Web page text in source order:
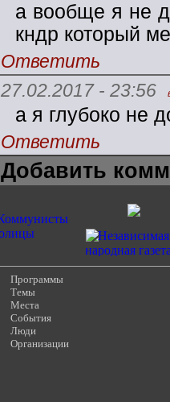
а вообще я не
кндр который
Ответить
27.02.2017 - 23:56
а я глубоко не
Ответить
Добавить
Программы
Темы
Места
События
Люди
Организации